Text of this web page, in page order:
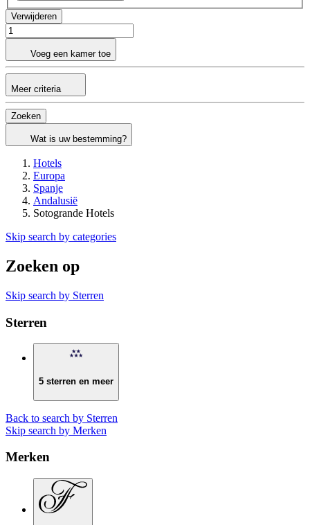
Verwijderen
Voeg een kamer toe
Meer criteria
Zoeken
Wat is uw bestemming?
Hotels
Europa
Spanje
Andalusië
Sotogrande Hotels
Skip search by categories
Zoeken op
Skip search by Sterren
Sterren
5 sterren en meer
Back to search by Sterren
Skip search by Merken
Merken